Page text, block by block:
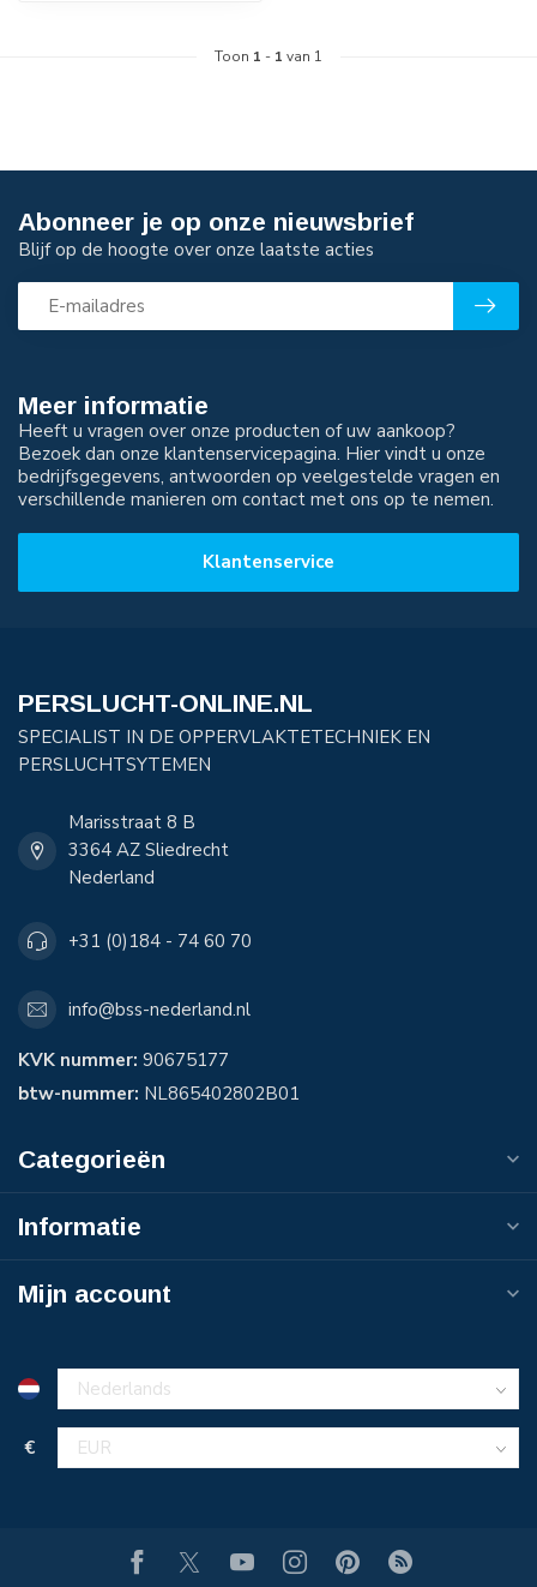
Toon 1 - 1 van 1
Meer informatie
Heeft u vragen over onze producten of uw aankoop?
Bezoek dan onze klantenservicepagina. Hier vindt u onze
bedrijfsgegevens, antwoorden op veelgestelde vragen en
verschillende manieren om contact met ons op te nemen.
Klantenservice
Abonneer je op onze nieuwsbrief
Blijf op de hoogte over onze laatste acties
PERSLUCHT-ONLINE.NL
SPECIALIST IN DE OPPERVLAKTETECHNIEK EN
PERSLUCHTSYTEMEN
Marisstraat 8 B
3364 AZ Sliedrecht
Nederland
+31 (0)184 - 74 60 70
info@bss-nederland.nl
KVK nummer: 90675177
btw-nummer: NL865402802B01
Categorieën
Informatie
Mijn account
€